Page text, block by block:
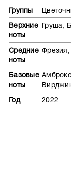
Группы
Верхние
ноты
Груша,
Средние
ноты
Фрезия,
Базовые
ноты
Год 2022